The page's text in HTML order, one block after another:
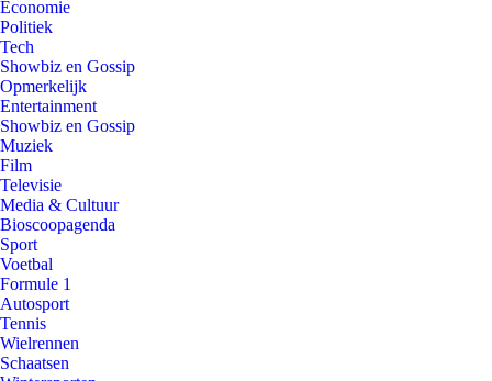
Economie
Politiek
Tech
Showbiz en Gossip
Opmerkelijk
Entertainment
Showbiz en Gossip
Muziek
Film
Televisie
Media & Cultuur
Bioscoopagenda
Sport
Voetbal
Formule 1
Autosport
Tennis
Wielrennen
Schaatsen